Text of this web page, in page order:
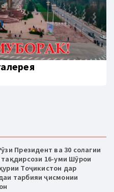
Президент ва 30 солагии
16-уми Шӯрои
Тоҷикистон дар
тарбияи ҷисмонии